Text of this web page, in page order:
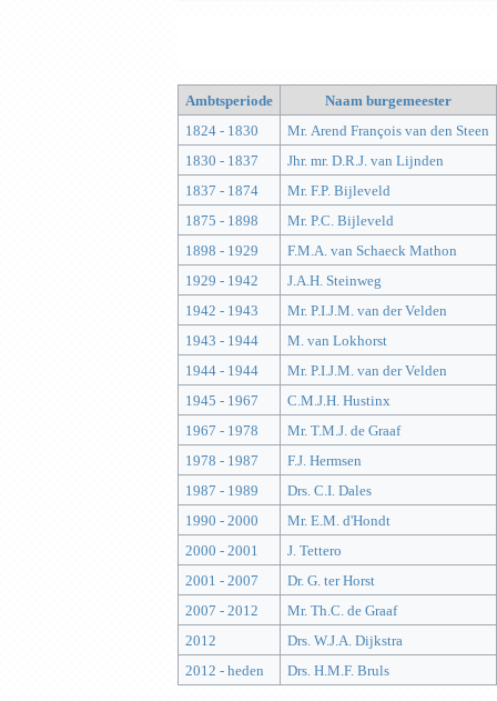
Ambtsperiode
Naam burgemeester
1824 - 1830
Mr. Arend François van den Steen
1830 - 1837
Jhr. mr. D.R.J. van Lijnden
1837 - 1874
Mr. F.P. Bijleveld
1875 - 1898
Mr. P.C. Bijleveld
1898 - 1929
F.M.A. van Schaeck Mathon
1929 - 1942
J.A.H. Steinweg
1942 - 1943
Mr. P.I.J.M. van der Velden
1943 - 1944
M. van Lokhorst
1944 - 1944
Mr. P.I.J.M. van der Velden
1945 - 1967
C.M.J.H. Hustinx
1967 - 1978
Mr. T.M.J. de Graaf
1978 - 1987
F.J. Hermsen
1987 - 1989
Drs. C.I. Dales
1990 - 2000
Mr. E.M. d'Hondt
2000 - 2001
J. Tettero
2001 - 2007
Dr. G. ter Horst
2007 - 2012
Mr. Th.C. de Graaf
2012
Drs. W.J.A. Dijkstra
2012 - heden
Drs. H.M.F. Bruls